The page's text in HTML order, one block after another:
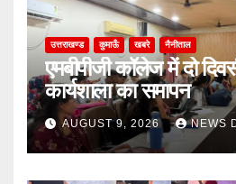
उत्तराखण्ड कुमाऊँ खबरे नैनीताल
एमबीपीजी कॉलेज में दो
कार्यशाला का समापन
AUGUST 9, 2026 NEWS